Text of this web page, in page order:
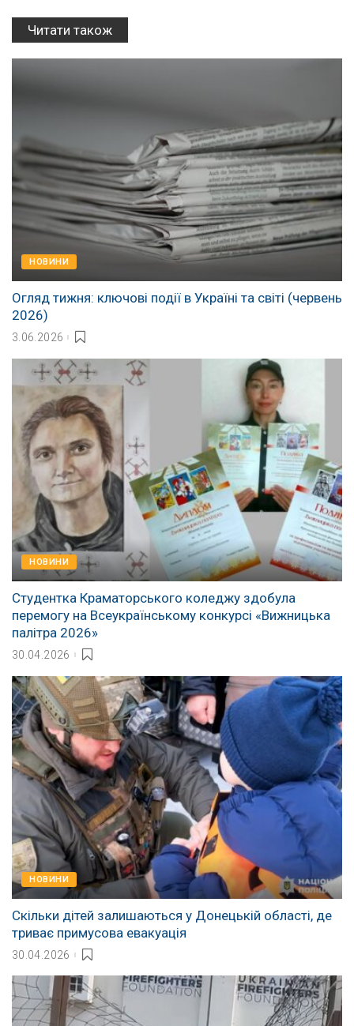
Читати також
НОВИНИ
Огляд тижня: ключові події в Україні та світі (червень
2026)
3.06.2026
НОВИНИ
Студентка Краматорського коледжу здобула
перемогу на Всеукраїнському конкурсі «Вижницька
палітра 2026»
30.04.2026
НОВИНИ
Скільки дітей залишаються у Донецькій області, де
триває примусова евакуація
30.04.2026